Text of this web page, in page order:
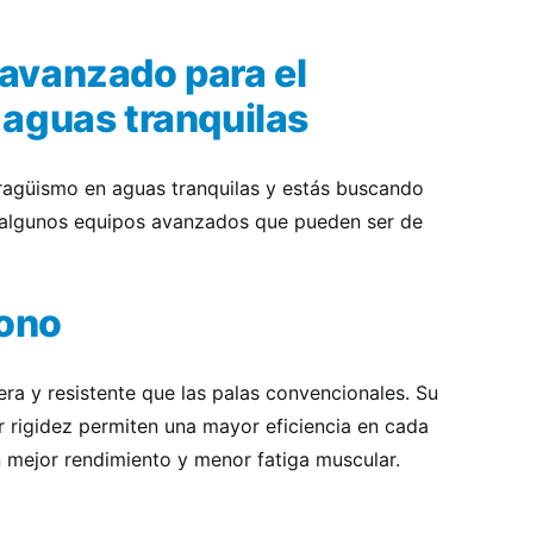
para el
tranquilas
en aguas tranquilas y estás buscando
equipos avanzados que pueden ser de
y resistente que las palas convencionales. Su
permiten una mayor eficiencia en cada
rendimiento y menor fatiga muscular.